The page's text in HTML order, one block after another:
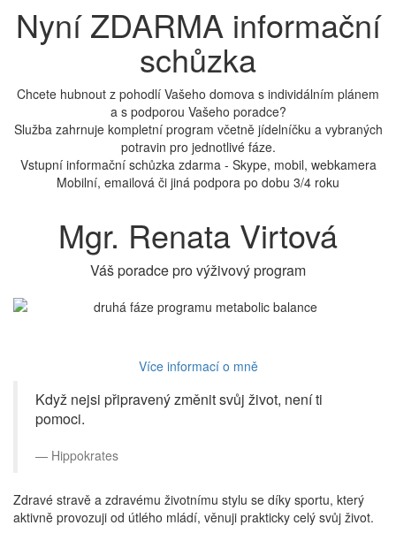
NyníZDARMA informační
schůzka
Chcete hubnout z pohodlí Vašeho domova s individálním plánem
a s podporou Vašeho poradce?
Služba zahrnuje kompletní program včetně jídelníčku a vybraných
potravin pro jednotlivé fáze.
Vstupní informační schůzka zdarma - Skype, mobil, webkamera
Mobilní, emailová či jiná podpora po dobu 3/4 roku
Mgr. Renata Virtová
Váš poradce pro výživový program
Více informací o mně
Když nejsi připravený změnit svůj život, není ti
pomoci.
Hippokrates
Zdravé stravě a zdravému životnímu stylu se díky sportu, který
aktivně provozuji od útlého mládí, věnuji prakticky celý svůj život.